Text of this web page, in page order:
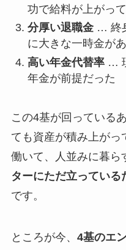
功で給料が上がっ
分厚い退職金… 終
に大きな一時金が
高い年金代替率…
年金が前提だった
この4基が回っている
ても資産が積み上がっ
働いて、人並みに暮
ターにただ立っている
です。
ところが今、 4基のエ